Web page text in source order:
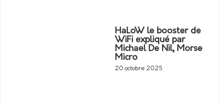
HaLoW le booster de
WiFi expliqué par
Michael De Nil, Morse
Micro
20 octobre 2025